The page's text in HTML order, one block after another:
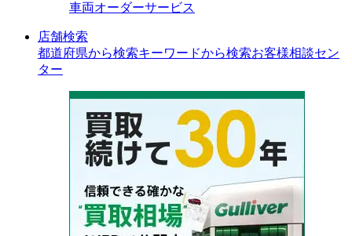
車両オーダーサービス
店舗検索
都道府県から検索キーワードから検索お客様相談セン
ター